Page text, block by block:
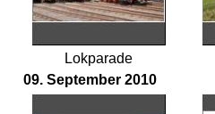
Lokparade
09. September 2010